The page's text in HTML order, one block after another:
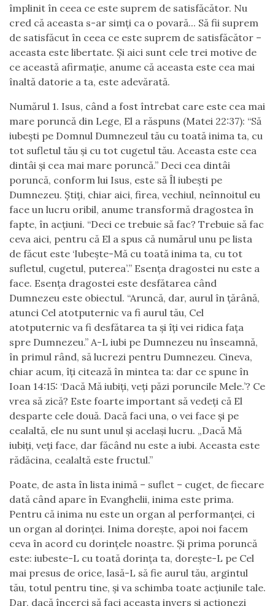
împlinit în ceea ce este suprem de satisfăcător. Nu
cred că aceasta s-ar simți ca o povară... Să fii suprem
de satisfăcut în ceea ce este suprem de satisfăcător –
aceasta este libertate. Și aici sunt cele trei motive de
ce această afirmație, anume că aceasta este cea mai
înaltă datorie a ta, este adevărată.
Numărul 1. Isus, când a fost întrebat care este cea mai
mare poruncă din Lege, El a răspuns (Matei 22:37): “Să
iubești pe Domnul Dumnezeul tău cu toată inima ta, cu
tot sufletul tău și cu tot cugetul tău. Aceasta este cea
dintâi și cea mai mare poruncă.” Deci cea dintâi
poruncă, conform lui Isus, este să Îl iubești pe
Dumnezeu. Știți, chiar aici, firea, vechiul, neînnoitul eu
face un lucru oribil, anume transformă dragostea în
fapte, în acțiuni. “Deci ce trebuie să fac? Trebuie să fac
ceva aici, pentru că El a spus că numărul unu pe lista
de făcut este ‘Iubește-Mă cu toată inima ta, cu tot
sufletul, cugetul, puterea’.” Esența dragostei nu este a
face. Esența dragostei este desfătarea când
Dumnezeu este obiectul. “Aruncă, dar, aurul în țărână,
atunci Cel atotputernic va fi aurul tău, Cel
atotputernic va fi desfătarea ta și îți vei ridica fața
spre Dumnezeu.” A-L iubi pe Dumnezeu nu înseamnă,
în primul rând, să lucrezi pentru Dumnezeu. Cineva,
chiar acum, îți citează în mintea ta: dar ce spune în
Ioan 14:15: ‘Dacă Mă iubiți, veți păzi poruncile Mele.’? Ce
vrea să zică? Este foarte important să vedeți că El
desparte cele două. Dacă faci una, o vei face și pe
cealaltă, ele nu sunt unul și același lucru. „Dacă Mă
iubiți, veți face, dar făcând nu este a iubi. Aceasta este
rădăcina, cealaltă este fructul.”
Poate, de asta în lista inimă – suflet – cuget, de fiecare
dată când apare în Evanghelii, inima este prima.
Pentru că inima nu este un organ al performanței, ci
un organ al dorinței. Inima dorește, apoi noi facem
ceva în acord cu dorințele noastre. Și prima poruncă
este: iubeste-L cu toată dorința ta, dorește-L pe Cel
mai presus de orice, lasă-L să fie aurul tău, argintul
tău, totul pentru tine, și va schimba toate acțiunile tale.
Dar, dacă încerci să faci aceasta invers și acționezi